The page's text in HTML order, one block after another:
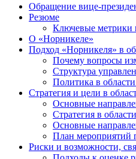
Обращение вице-
Резюме
Ключевые метрики
О «Норникеле»
Подход «Норникеля» в
Почему вопросы
Структура
Политика в
Стратегия и цели в
Основные
Стратегия в
Основные
План мероприятий
Риски и возможности,